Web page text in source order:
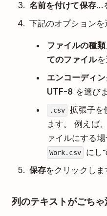
名前を付けて保存...
下記のオプションを
ファイルの種類
てのファイルを
エンコーディ
UTF-8 を選び
.csv
拡張子を
ます。 例えば
ァイルにする
Work.csv
にし
保存をクリックしま
列のテキストがごち